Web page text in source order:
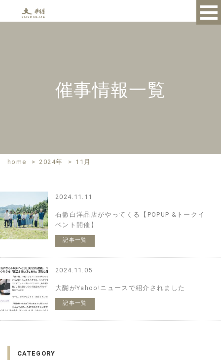
催事情報一覧
home > 2024年 > 11月
2024.11.11
石徹白洋品店がやってくる【POPUP &トークイ
ベント開催】
記事一覧
2024.11.05
大醐がYahoo!ニュースで紹介されました
記事一覧
CATEGORY